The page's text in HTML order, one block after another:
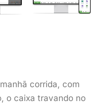
corrida, com
o caixa travando no